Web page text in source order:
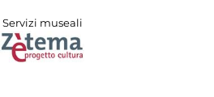
Servizi museali